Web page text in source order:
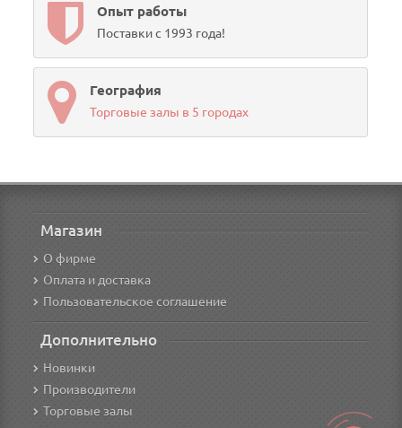
Опыт работы
Поставки с 1993 года!
География
Торговые залы в 5 городах
Магазин
О фирме
Оплата и доставка
Пользовательское соглашение
Дополнительно
Новинки
Производители
Торговые залы